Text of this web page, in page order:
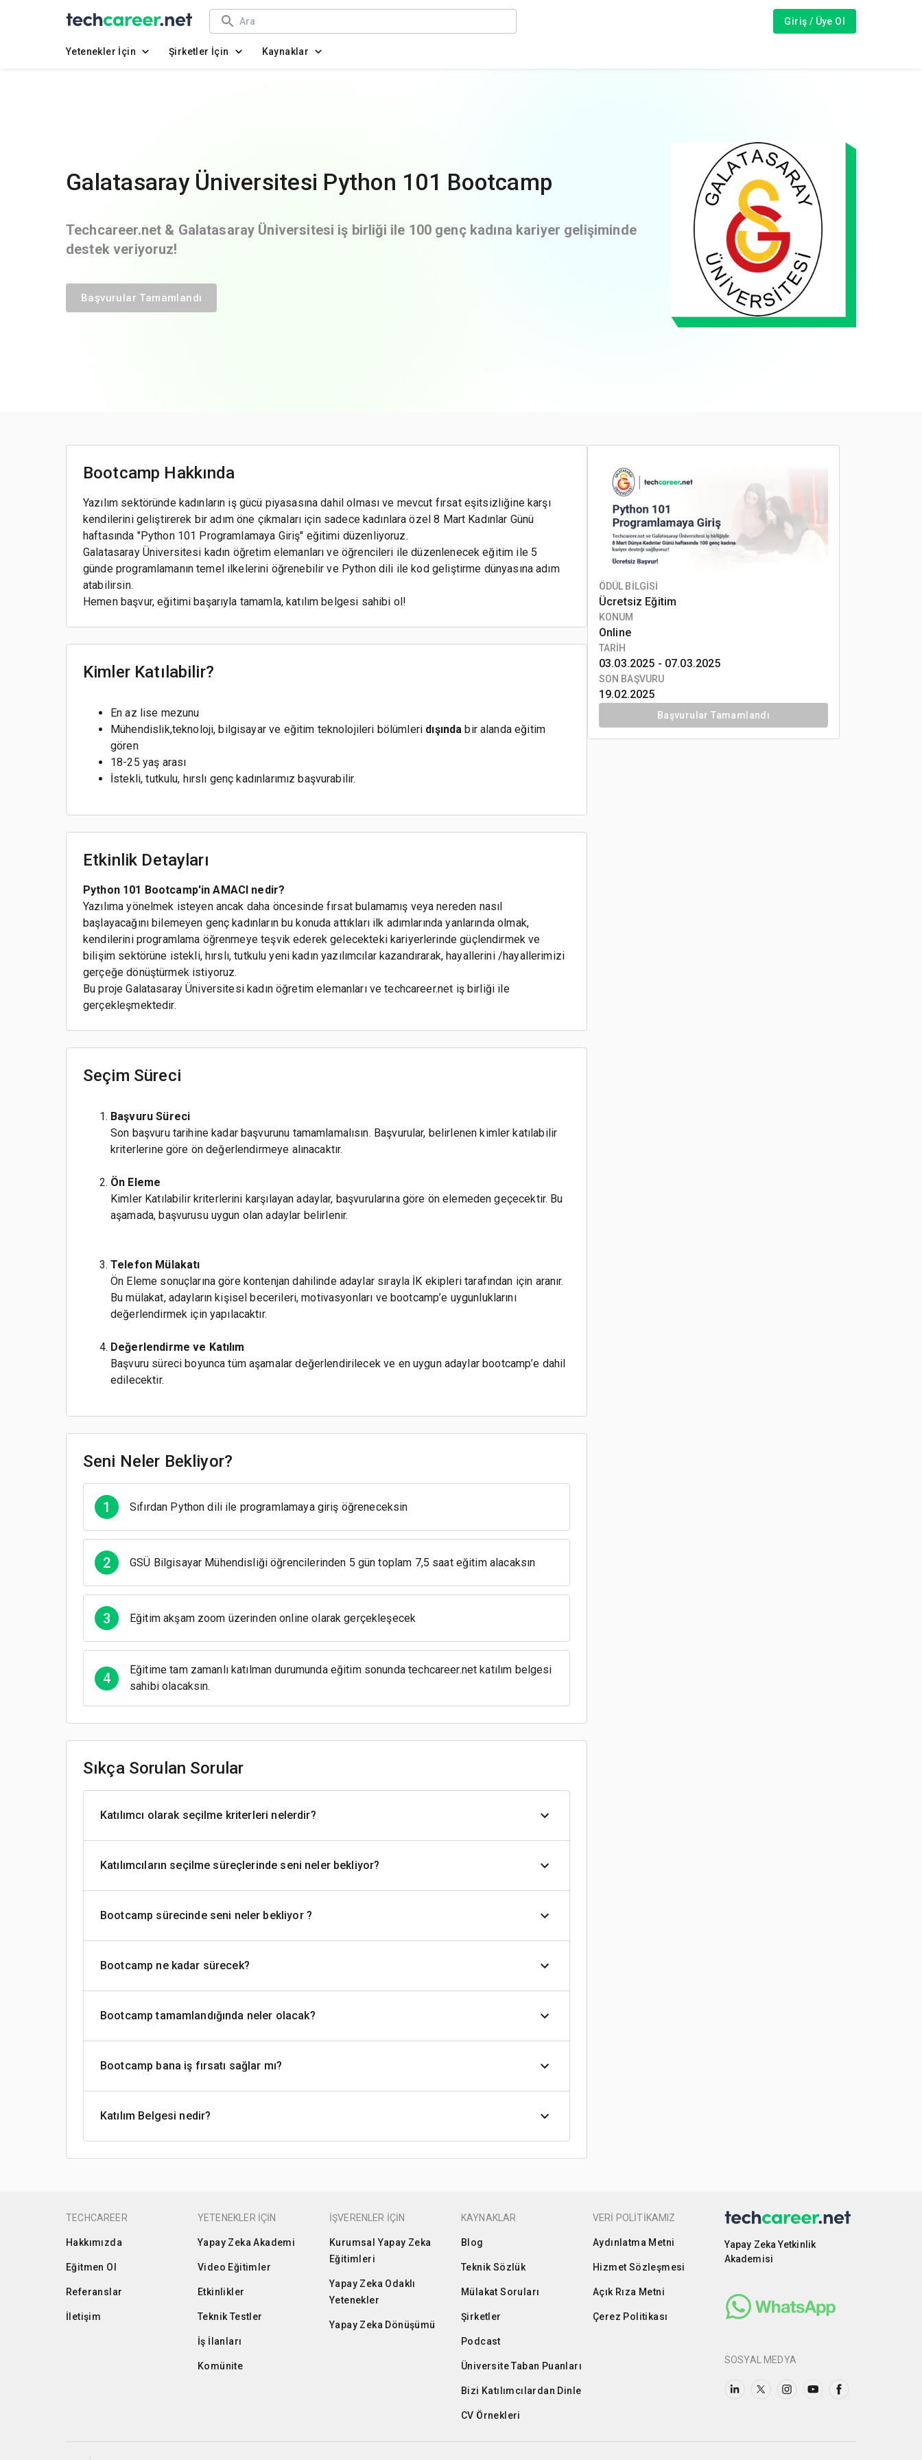
Giriş / Üye Ol
Yetenekler İçin Şirketler İçin Kaynaklar
Galatasaray Üniversitesi Python 101 Bootcamp
Techcareer.net & Galatasaray Üniversitesi iş birliği ile 100 genç kadına kariyer gelişiminde
destek veriyoruz!
Başvurular Tamamlandı
Bootcamp Hakkında
Yazılım sektöründe kadınların iş gücü piyasasına dahil olması ve mevcut fırsat eşitsizliğine karşı
kendilerini geliştirerek bir adım öne çıkmaları için sadece kadınlara özel 8 Mart Kadınlar Günü
haftasında "Python 101 Programlamaya Giriş" eğitimi düzenliyoruz.
Galatasaray Üniversitesi kadın öğretim elemanları ve öğrencileri ile düzenlenecek eğitim ile 5
günde programlamanın temel ilkelerini öğrenebilir ve Python dili ile kod geliştirme dünyasına adım
atabilirsin.
Hemen başvur, eğitimi başarıyla tamamla, katılım belgesi sahibi ol!
Kimler Katılabilir?
En az lise mezunu
Mühendislik,teknoloji, bilgisayar ve eğitim teknolojileri bölümleri dışında bir alanda eğitim
gören
18-25 yaş arası
İstekli, tutkulu, hırslı genç kadınlarımız başvurabilir.
Etkinlik Detayları
Python 101 Bootcamp'in AMACI nedir?
Yazılıma yönelmek isteyen ancak daha öncesinde fırsat bulamamış veya nereden nasıl
başlayacağını bilemeyen genç kadınların bu konuda attıkları ilk adımlarında yanlarında olmak,
kendilerini programlama öğrenmeye teşvik ederek gelecekteki kariyerlerinde güçlendirmek ve
bilişim sektörüne istekli, hırslı, tutkulu yeni kadın yazılımcılar kazandırarak, hayallerini /hayallerimizi
gerçeğe dönüştürmek istiyoruz.
Bu proje Galatasaray Üniversitesi kadın öğretim elemanları ve techcareer.net iş birliği ile
gerçekleşmektedir.
Seçim Süreci
Başvuru Süreci
Son başvuru tarihine kadar başvurunu tamamlamalısın. Başvurular, belirlenen kimler katılabilir
kriterlerine göre ön değerlendirmeye alınacaktır.
Ön Eleme
Kimler Katılabilir kriterlerini karşılayan adaylar, başvurularına göre ön elemeden geçecektir. Bu
aşamada, başvurusu uygun olan adaylar belirlenir.
Telefon Mülakatı
Ön Eleme sonuçlarına göre kontenjan dahilinde adaylar sırayla İK ekipleri tarafından için aranır.
Bu mülakat, adayların kişisel becerileri, motivasyonları ve bootcamp’e uygunluklarını
değerlendirmek için yapılacaktır.
Değerlendirme ve Katılım
Başvuru süreci boyunca tüm aşamalar değerlendirilecek ve en uygun adaylar bootcamp’e dahil
edilecektir.
Seni Neler Bekliyor?
1 Sıfırdan Python dili ile programlamaya giriş öğreneceksin
2 GSÜ Bilgisayar Mühendisliği öğrencilerinden 5 gün toplam 7,5 saat eğitim alacaksın
3 Eğitim akşam zoom üzerinden online olarak gerçekleşecek
4
Eğitime tam zamanlı katılman durumunda eğitim sonunda techcareer.net katılım belgesi
sahibi olacaksın.
Sıkça Sorulan Sorular
Katılımcı olarak seçilme kriterleri nelerdir?
Katılımcıların seçilme süreçlerinde seni neler bekliyor?
Bootcamp sürecinde seni neler bekliyor ?
Bootcamp ne kadar sürecek?
Bootcamp tamamlandığında neler olacak?
Bootcamp bana iş fırsatı sağlar mı?
Katılım Belgesi nedir?
ÖDÜL BİLGİSİ
Ücretsiz Eğitim
KONUM
Online
TARİH
03.03.2025 - 07.03.2025
SON BAŞVURU
19.02.2025
Başvurular Tamamlandı
TECHCAREER
Hakkımızda
Eğitmen Ol
Referanslar
İletişim
YETENEKLER İÇİN
Yapay Zeka Akademi
Video Eğitimler
Etkinlikler
Teknik Testler
İş İlanları
Komünite
İŞVERENLER İÇİN
Kurumsal Yapay Zeka
Eğitimleri
Yapay Zeka Odaklı
Yetenekler
Yapay Zeka Dönüşümü
KAYNAKLAR
Blog
Teknik Sözlük
Mülakat Soruları
Şirketler
Podcast
Üniversite Taban Puanları
Bizi Katılımcılardan Dinle
CV Örnekleri
VERİ POLİTİKAMIZ
Aydınlatma Metni
Hizmet Sözleşmesi
Açık Rıza Metni
Çerez Politikası
Yapay Zeka Yetkinlik
Akademisi
SOSYAL MEDYA